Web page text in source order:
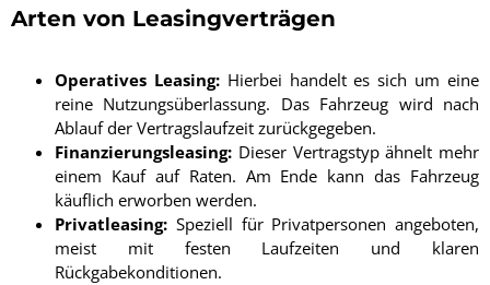
Arten von Leasingverträgen
Operatives Leasing:Hierbei handelt es sich um eine
reine Nutzungsüberlassung. Das Fahrzeug wird nach
Ablauf der Vertragslaufzeit zurückgegeben.
Finanzierungsleasing: Dieser Vertragstyp ähnelt mehr
einem Kauf auf Raten. Am Ende kann das Fahrzeug
käuflich erworben werden.
Privatleasing: Speziell für Privatpersonen angeboten,
meist mit festen Laufzeiten und klaren
Rückgabekonditionen.